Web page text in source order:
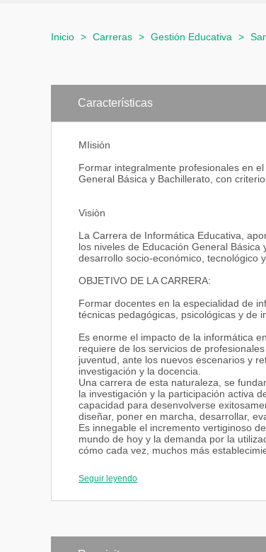
Inicio > Carreras > Gestión Educativa >
Características
MIisión
Formar integralmente profesionales en
General Básica y Bachillerato, con
Visiòn
La Carrera de Informática Educativa,
los niveles de Educación General
desarrollo socio-económico, tecnológico
OBJETIVO DE LA CARRERA:
Formar docentes en la especialidad de
técnicas pedagógicas, psicológicas y de
Es enorme el impacto de la informática
requiere de los servicios de
juventud, ante los nuevos escenarios y
investigación y la docencia.
Una carrera de esta naturaleza, se
la investigación y la participación activa
capacidad para desenvolverse
diseñar, poner en marcha, desarrollar,
Es innegable el incremento vertiginoso
mundo de hoy y la demanda por la
cómo cada vez, muchos más
informática, al desarrollo de la labor
CAMPO OCUPACIONAL:
Seguir leyendo